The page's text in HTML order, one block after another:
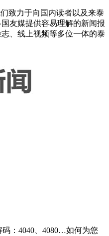
致力于向国内读者以及来泰
友媒提供容易理解的新闻报
、线上视频等多位一体的泰
码：4040、4080…如何为您